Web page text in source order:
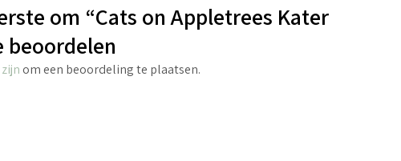
om “Cats on Appletrees Kater
beoordelen
om een beoordeling te plaatsen.